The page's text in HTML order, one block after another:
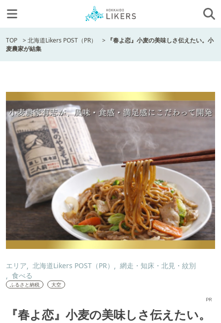
TOP >北海道Likers POST（PR） > 『春よ恋』小麦の美味しさ伝えたい。小
麦農家が結集
エリア 北海道Likers POST（PR）
網走・知床・北見・紋別
食べる
ふるさと納税 大空
PR
『春よ恋』小麦の美味しさ伝えたい。